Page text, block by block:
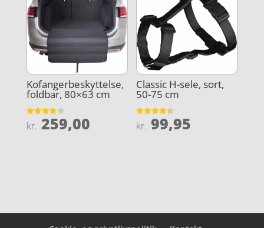
Kofangerbeskyttelse,
foldbar, 80×63 cm
Vurderet
3.8
kr. 259,00
Classic H-sele, sort,
50-75 cm
Vurderet
4.4
kr. 99,95